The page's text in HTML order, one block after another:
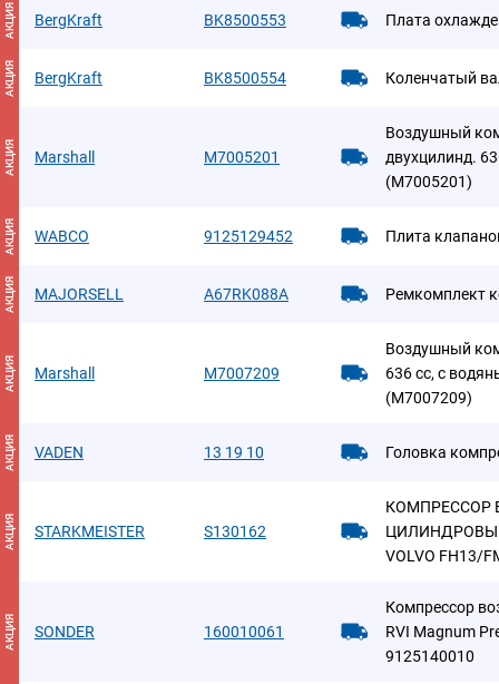
АКЦИЯ BergKraft BK8500553 Плата
АКЦИЯ BergKraft BK8500554 Коленчатый
АКЦИЯ Marshall M7005201
Воздушный
двухцилинд.
(M7005201)
АКЦИЯ WABCO 9125129452 Плита
АКЦИЯ MAJORSELL A67RK088A Ремкомплект
АКЦИЯ Marshall M7007209
Воздушный
636 cc, с
(M7007209)
АКЦИЯ VADEN 13 19 10 Головка
АКЦИЯ STARKMEISTER S130162
КОМПРЕССОР
ЦИЛИНДРОВЫЙ
VOLVO FH13/
АКЦИЯ SONDER 160010061
Компрессор
RVI Magnum
9125140010